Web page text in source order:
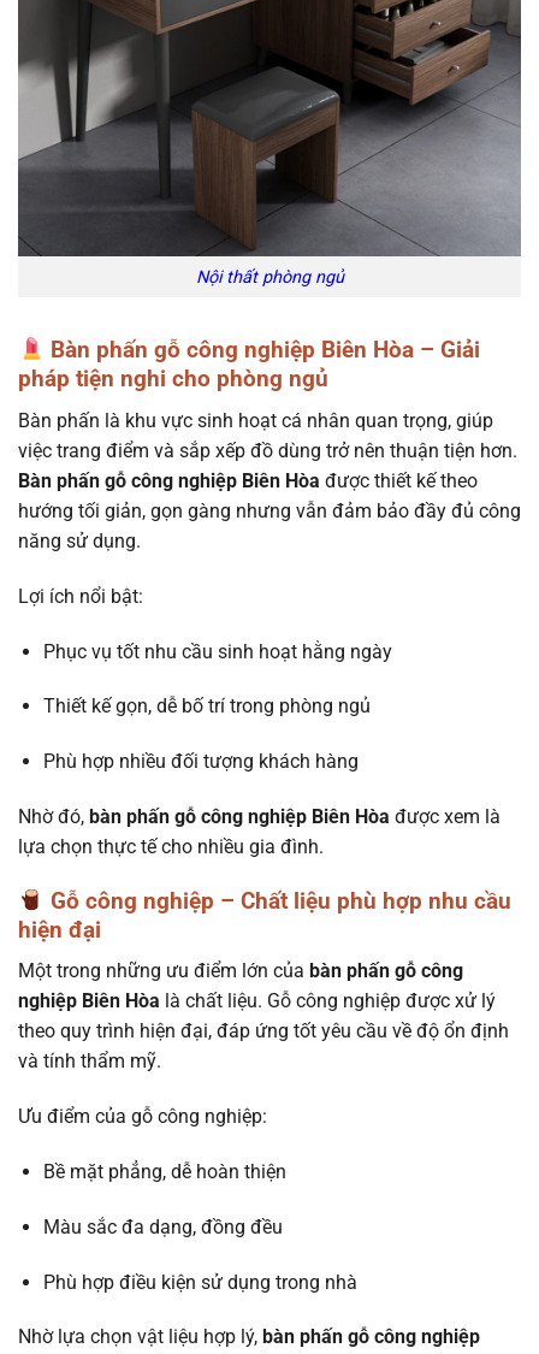
Nội thất phòng ngủ
Bàn phấn gỗ công nghiệp Biên Hòa – Giải
pháp tiện nghi cho phòng ngủ
Bàn phấn là khu vực sinh hoạt cá nhân quan trọng, giúp
việc trang điểm và sắp xếp đồ dùng trở nên thuận tiện hơn.
Bàn phấn gỗ công nghiệp Biên Hòa được thiết kế theo
hướng tối giản, gọn gàng nhưng vẫn đảm bảo đầy đủ công
năng sử dụng.
Lợi ích nổi bật:
Phục vụ tốt nhu cầu sinh hoạt hằng ngày
Thiết kế gọn, dễ bố trí trong phòng ngủ
Phù hợp nhiều đối tượng khách hàng
Nhờ đó, bàn phấn gỗ công nghiệp Biên Hòa được xem là
lựa chọn thực tế cho nhiều gia đình.
Gỗ công nghiệp – Chất liệu phù hợp nhu cầu
hiện đại
Một trong những ưu điểm lớn của bàn phấn gỗ công
nghiệp Biên Hòa là chất liệu. Gỗ công nghiệp được xử lý
theo quy trình hiện đại, đáp ứng tốt yêu cầu về độ ổn định
và tính thẩm mỹ.
Ưu điểm của gỗ công nghiệp:
Bề mặt phẳng, dễ hoàn thiện
Màu sắc đa dạng, đồng đều
Phù hợp điều kiện sử dụng trong nhà
Nhờ lựa chọn vật liệu hợp lý, bàn phấn gỗ công nghiệp